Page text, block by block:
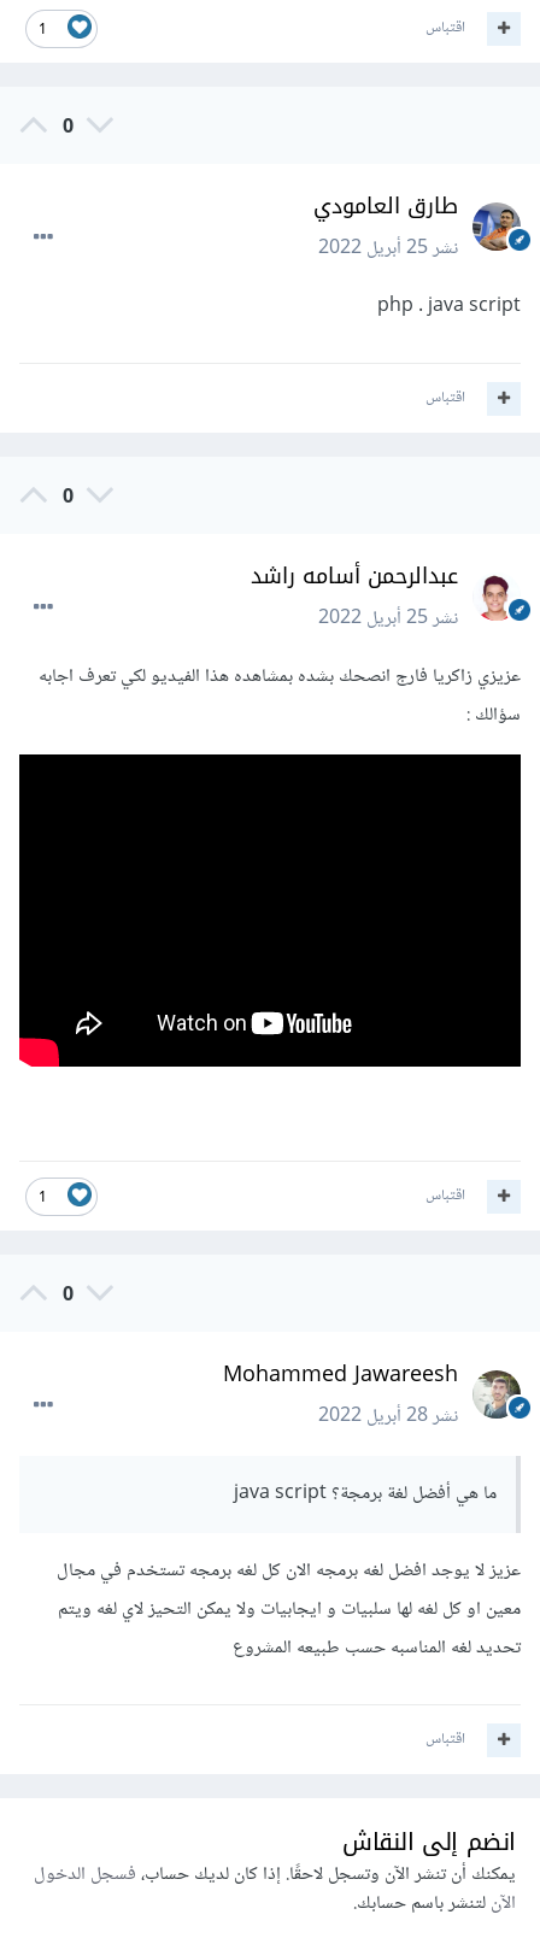
1 اقتباس
0
طارق العامودي
نشر25 أبريل 2022
php . java script
اقتباس
0
عبدالرحمن أسامه راشد
نشر25 أبريل 2022
عزيزي زاكريا فارج انصحك بشده بمشاهده هذا الفيديو لكي تعرف اجابه
سؤالك :
1 اقتباس
0
Mohammed Jawareesh
نشر28 أبريل 2022
ما هي أفضل لغة برمجة؟ java script
عزيز لا يوجد افضل لغه برمجه الان كل لغه برمجه تستخدم في مجال
معين او كل لغه لها سلبيات و ايجابيات ولا يمكن التحيز لاي لغه ويتم
تحديد لغه المناسبه حسب طبيعه المشروع
اقتباس
انضم إلى النقاش
يمكنك أن تنشر الآن وتسجل لاحقًا. إذا كان لديك حساب،فسجل الدخول
الآنلتنشر باسم حسابك.